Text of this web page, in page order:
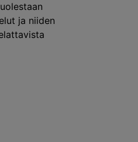
ja niiden